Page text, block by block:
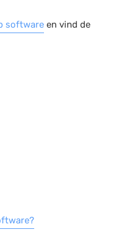
software en vind de